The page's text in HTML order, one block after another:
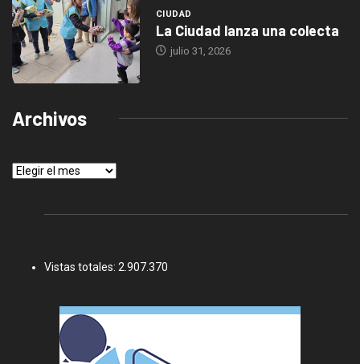
CIUDAD
La Ciudad lanza una colecta
julio 31, 2026
Archivos
Archivos
Vistas totales: 2.907.370